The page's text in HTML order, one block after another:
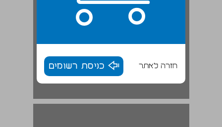
חזרה לאתר כניסת רשומים